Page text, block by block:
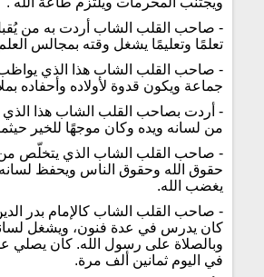
- صاحب القلب الشاب أردت به من
تعلمًا وتعليمًا يشغل وقته بمجالس
- صاحب القلب الشاب هذا الذي
جماعة ويكون قدوة لأولاده وأحفاده
- أردت بصاحب القلب الشاب هذا
من لسانه ويده وكان موجهًا للخير
- صاحب القلب الشاب الذي يتخلّص من
حقوق الله وحقوق الناس ويحفظ
يغضب الله.
- صاحب القلب الشاب كالإمام بدر
كان يدرس في عدة فنون، ويشغل
وبالصلاة على رسول الله. كان يصلي
في اليوم ثمانين ألف مرة.